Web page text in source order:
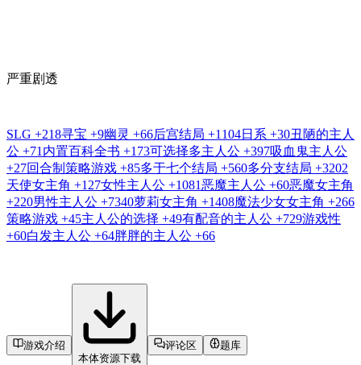
严重剧透
SLG +218寻宝 +9幽灵 +66后宫结局 +1104日系 +30丑陋的主人
公 +71 内置百科全书 +173可选择多主人公 +397吸血鬼主人公
+27回合制策略游戏 +85多于七个结局 +560多分支结局 +3202
天使女主角 +127女性主人公 +1081恶魔主人公 +60恶魔女主角
+220男性主人公 +7340萝莉女主角 +1408魔法少女女主角 +266
策略游戏 +45主人公的选择 +49有配音的主人公 +729游戏性
+60白发主人公 +64胖胖的主人公 +66
游戏介绍
本体资源下载
评论区 题库